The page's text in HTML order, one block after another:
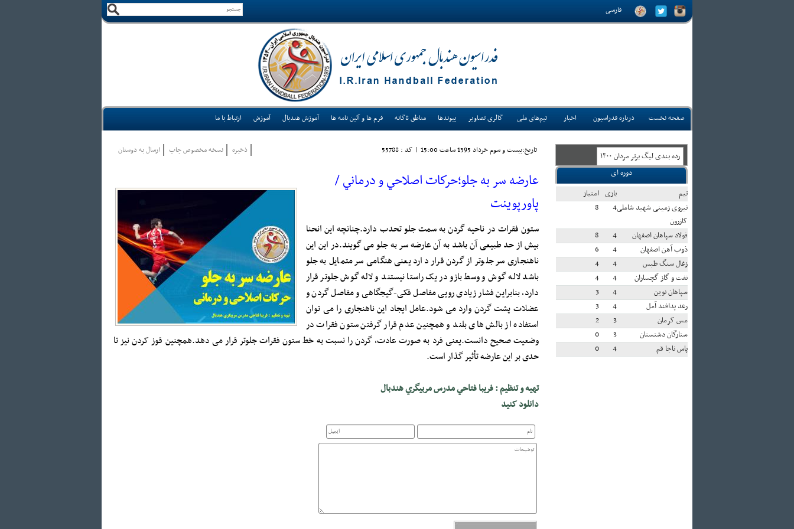
فارسی
صفحه نخست درباره فدراسیون اخبار تیم‌های ملی گالری تصاویر پیوندها مناطق 8گانه فرم ها و آئین نامه ها آموزش هندبال آموزش ارتباط با ما
رده بندی ليگ برتر مردان ۱۴۰۰
دوره ای
تيم
بازی امتياز
نیروی زمینی شهید شاملی
کازرون
4
8
فولاد سپاهان اصفهان 4
8
ذوب آهن اصفهان
4
6
زغال سنگ طبس
4
4
نفت و گاز گچساران
4
4
سپاهان نوین
4
3
رعد پدافند آمل
4
3
مس کرمان
3
2
ستارگان دشتستان
3
0
پاس ناجا قم
4
0
تاريخ:بيست و سوم خرداد 1395 ساعت 15:00 | کد : 55788 ذخيره نسخه مخصوص چاپ ارسال به دوستان
عارضه سر به جلو؛حركات اصلاحي و درماني /
پاورپوینت
ستون فقرات در ناحیه گردن به سمت جلو تحدب دارد.چنانچه این انحنا
بیش از حد طبیعی آن باشد به آن عارضه سر به جلو می گویند.در این این
ناهنجاری سر جلوتر از گردن قرار دارد یعنی هنگامی سر متمایل به جلو
باشد لاله گوش و وسط بازو در یک راستا نیستند و لاله گوش جلوتر قرار
دارد، بنابراین فشار زیادی رویی مفاصل فکی-گیجگاهی و مفاصل گردن و
عضلات پشت گردن وارد می شود.عامل ایجاد این ناهنجاری را می توان
استفاده از بالش های بلند و همچنین عدم قرار گرفتن ستون فقرات در
وضعیت صحیح دانست.یعنی فرد به صورت عادت، گردن را نسبت به خط ستون فقرات جلوتر قرار می دهد.همچنین قوز کردن نیز تا
حدی بر این عارضه تأثیر گذار است.
تهيه و تنظيم : فريبا فتاحي مدرس مربيگري هندبال
دانلود کنید